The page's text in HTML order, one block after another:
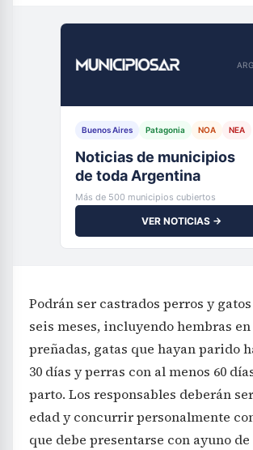
Buenos Aires Patagonia NOA NEA
Noticias de municipios
de toda Argentina
Más de 500 municipios cubiertos
VER NOTICIAS →
Podrán ser castrados perros y
seis meses, incluyendo hembras
preñadas, gatas que hayan parido
30 días y perras con al menos 60
parto. Los responsables deberán
edad y concurrir personalmente
que debe presentarse con ayuno